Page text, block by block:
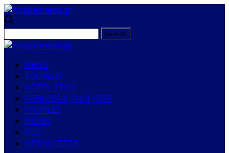
NEWS
TOURISM
HOTEL TECH
SERVICES & FACILITIES
PROFILES
ISSUES
ΠΟΞ
NEWSLETTER